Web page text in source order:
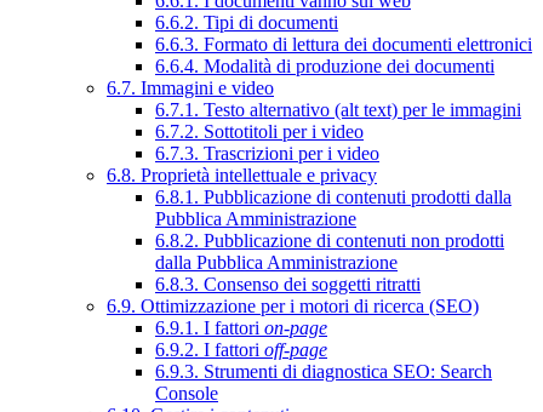
6.6.2. Tipi di documenti
6.6.3. Formato di lettura dei documenti elettronici
6.6.4. Modalità di produzione dei documenti
6.7. Immagini e video
6.7.1. Testo alternativo (alt text) per le immagini
6.7.2. Sottotitoli per i video
6.7.3. Trascrizioni per i video
6.8. Proprietà intellettuale e privacy
6.8.1. Pubblicazione di contenuti prodotti dalla
Pubblica Amministrazione
6.8.2. Pubblicazione di contenuti non prodotti
dalla Pubblica Amministrazione
6.8.3. Consenso dei soggetti ritratti
6.9. Ottimizzazione per i motori di ricerca (SEO)
6.9.1. I fattori on-page
6.9.2. I fattori off-page
6.9.3. Strumenti di diagnostica SEO: Search
Console